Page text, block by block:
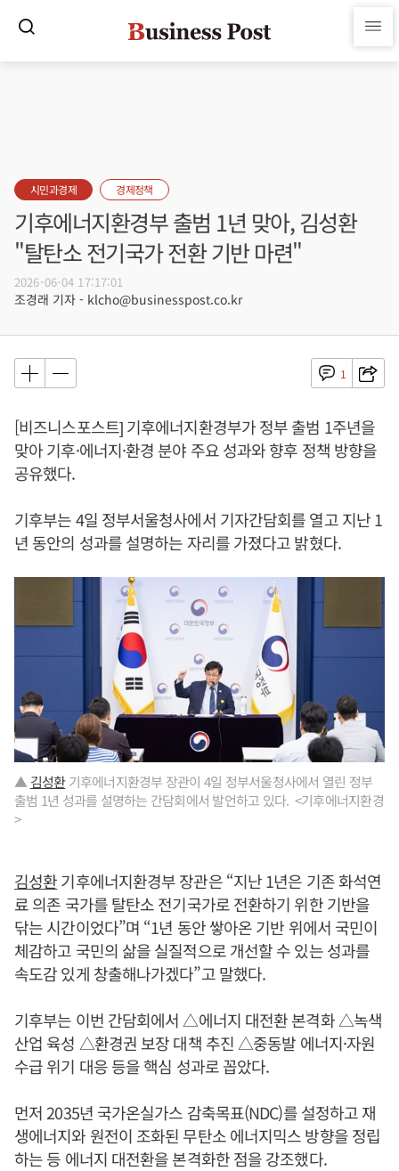
시민과경제 경제정책
기후에너지환경부 출범 1년 맞아, 김성환
"탈탄소 전기국가 전환 기반 마련"
2026-06-04 17:17:01
조경래 기자 - klcho@businesspost.co.kr
1
[비즈니스포스트] 기후에너지환경부가 정부 출범 1주년을
맞아 기후·에너지·환경 분야 주요 성과와 향후 정책 방향을
공유했다.
기후부는 4일 정부서울청사에서 기자간담회를 열고 지난 1
년 동안의 성과를 설명하는 자리를 가졌다고 밝혔다.
▲ 김성환기후에너지환경부 장관이 4일 정부서울청사에서 열린 정부
출범 1년 성과를 설명하는 간담회에서 발언하고 있다. <기후에너지환경
>
김성환기후에너지환경부 장관은 “지난 1년은 기존 화석연
료 의존 국가를 탈탄소 전기국가로 전환하기 위한 기반을
닦는 시간이었다”며 “1년 동안 쌓아온 기반 위에서 국민이
체감하고 국민의 삶을 실질적으로 개선할 수 있는 성과를
속도감 있게 창출해나가겠다”고 말했다.
기후부는 이번 간담회에서 △에너지 대전환 본격화 △녹색
산업 육성 △환경권 보장 대책 추진 △중동발 에너지·자원
수급 위기 대응 등을 핵심 성과로 꼽았다.
먼저 2035년 국가온실가스 감축목표(NDC)를 설정하고 재
생에너지와 원전이 조화된 무탄소 에너지믹스 방향을 정립
하는 등 에너지 대전환을 본격화한 점을 강조했다.